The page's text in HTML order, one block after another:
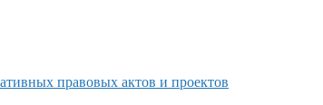
правовых актов и проектов